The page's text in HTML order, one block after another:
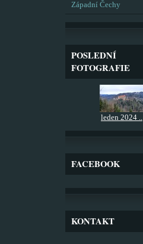
Západní Čechy
POSLEDNÍ
FOTOGRAFIE
leden 2024 ..
FACEBOOK
KONTAKT